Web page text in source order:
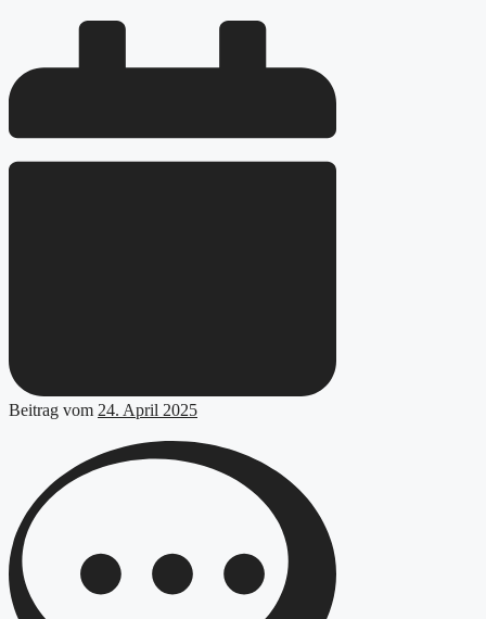
Beitrag vom 24. April 2025